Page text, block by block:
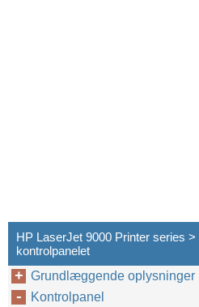
HP LaserJet 9000 Printer series
kontrolpanelet
Grundlæggende oplysninger
Kontrolpanel